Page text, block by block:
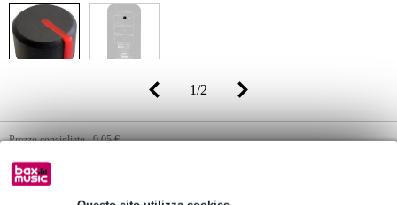
1/2
Prezzo consigliato 9,05 €
7,35 €
Disponibilità online Tempi di consegna non disponibili